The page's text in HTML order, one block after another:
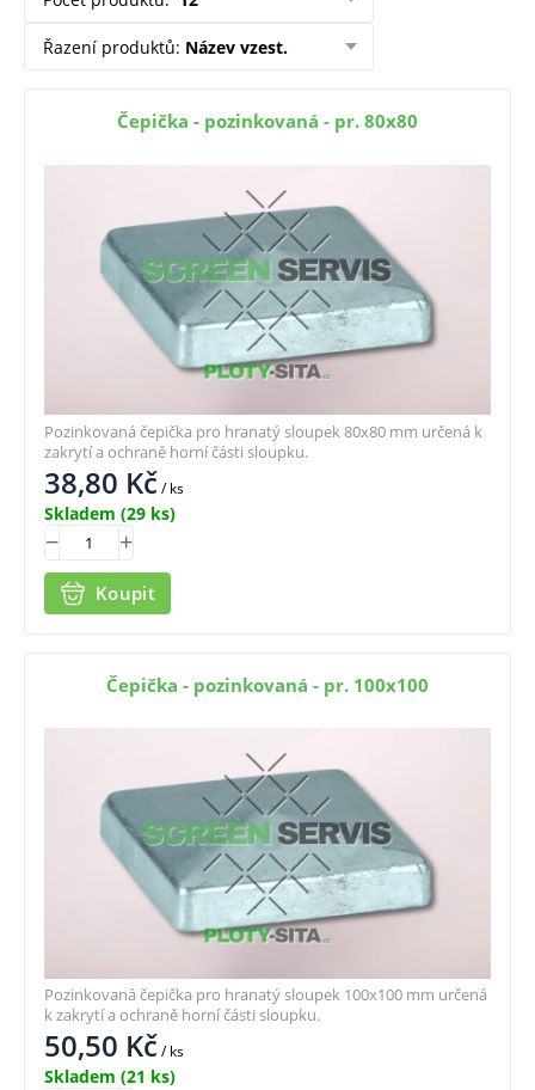
Řazení produktů: Název vzest.
Čepička - pozinkovaná - pr. 80x80
38,80 Kč/ ks
Skladem (29 ks)
Koupit
Pozinkovaná čepička pro hranatý sloupek 80x80 mm určená k
zakrytí a ochraně horní části sloupku.
Čepička - pozinkovaná - pr. 100x100
50,50 Kč/ ks
Skladem (21 ks)
Pozinkovaná čepička pro hranatý sloupek 100x100 mm určená
k zakrytí a ochraně horní části sloupku.